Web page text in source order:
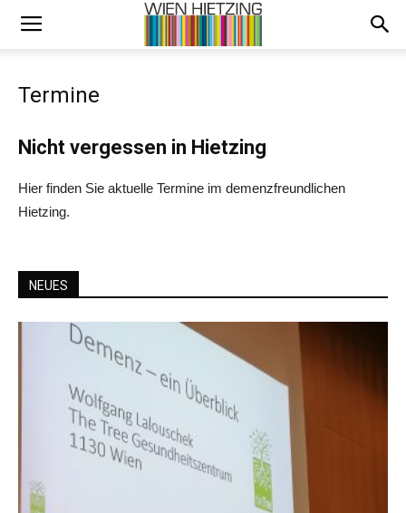
Termine
Nicht vergessen in Hietzing
Hier finden Sie aktuelle Termine im demenzfreundlichen
Hietzing.
NEUES